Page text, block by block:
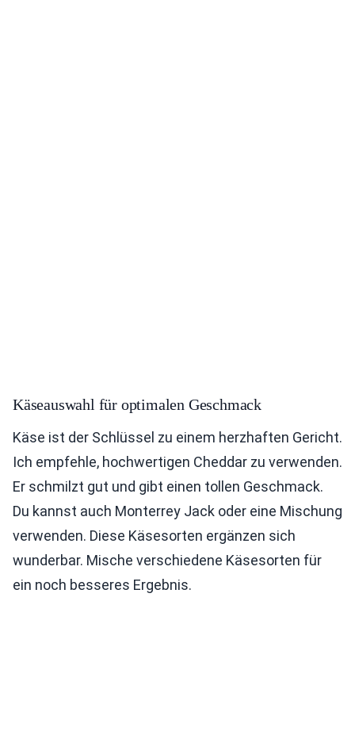
Käseauswahl für optimalen Geschmack
Käse ist der Schlüssel zu einem herzhaften Gericht.
Ich empfehle, hochwertigen Cheddar zu verwenden.
Er schmilzt gut und gibt einen tollen Geschmack.
Du kannst auch Monterrey Jack oder eine Mischung
verwenden. Diese Käsesorten ergänzen sich
wunderbar. Mische verschiedene Käsesorten für
ein noch besseres Ergebnis.